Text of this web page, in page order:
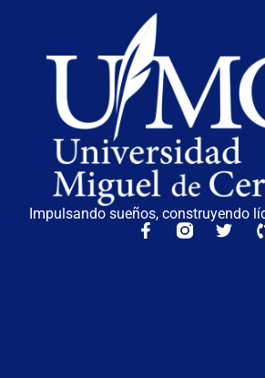
Impulsando sueños, construyendo